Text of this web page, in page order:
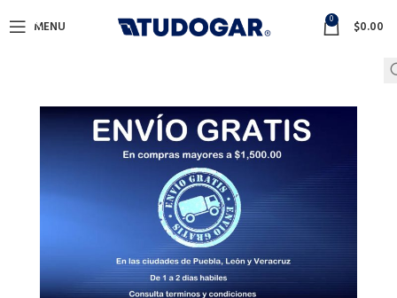
MENU 0 $0.00